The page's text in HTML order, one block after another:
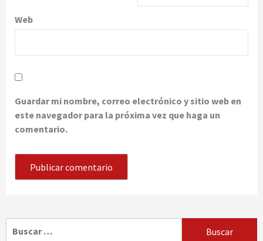
Web
Guardar mi nombre, correo electrónico y sitio web en
este navegador para la próxima vez que haga un
comentario.